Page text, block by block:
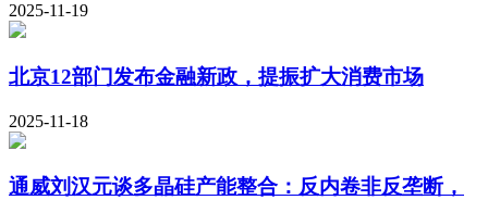
2025-11-19
北京12部门发布金融新政，提振扩大消费市场
2025-11-18
通威刘汉元谈多晶硅产能整合：反内卷非反垄断，